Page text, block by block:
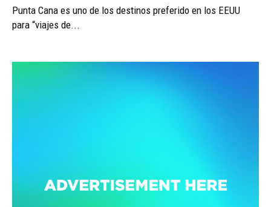
Punta Cana es uno de los destinos preferido en los EEUU
para “viajes de...